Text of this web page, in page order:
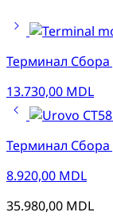
Терминал Сбора
13.730,00 MDL
Терминал
8.920,00 MDL
35.980,00 MDL